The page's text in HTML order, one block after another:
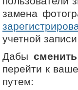
замена
учетной
Дабы
перейти к
путем: